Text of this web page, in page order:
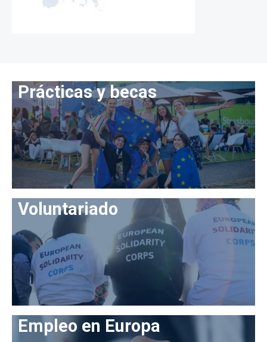
Prácticas y becas
Voluntariado
Empleo en Europa